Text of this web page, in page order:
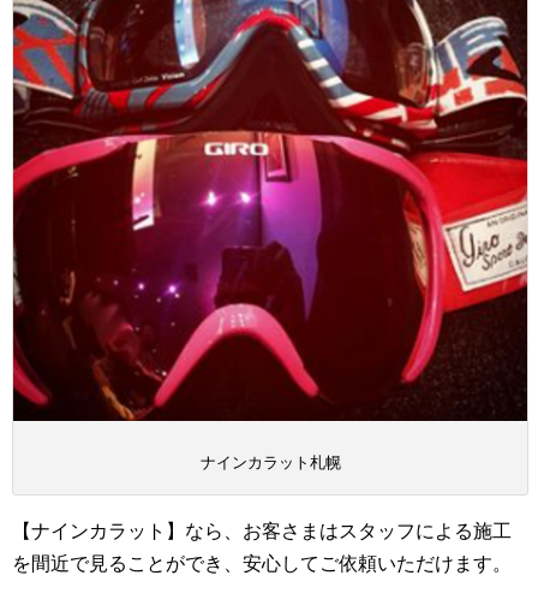
ナインカラット札幌
【ナインカラット】なら、お客さまはスタッフによる施工
を間近で見ることができ、安心してご依頼いただけます。